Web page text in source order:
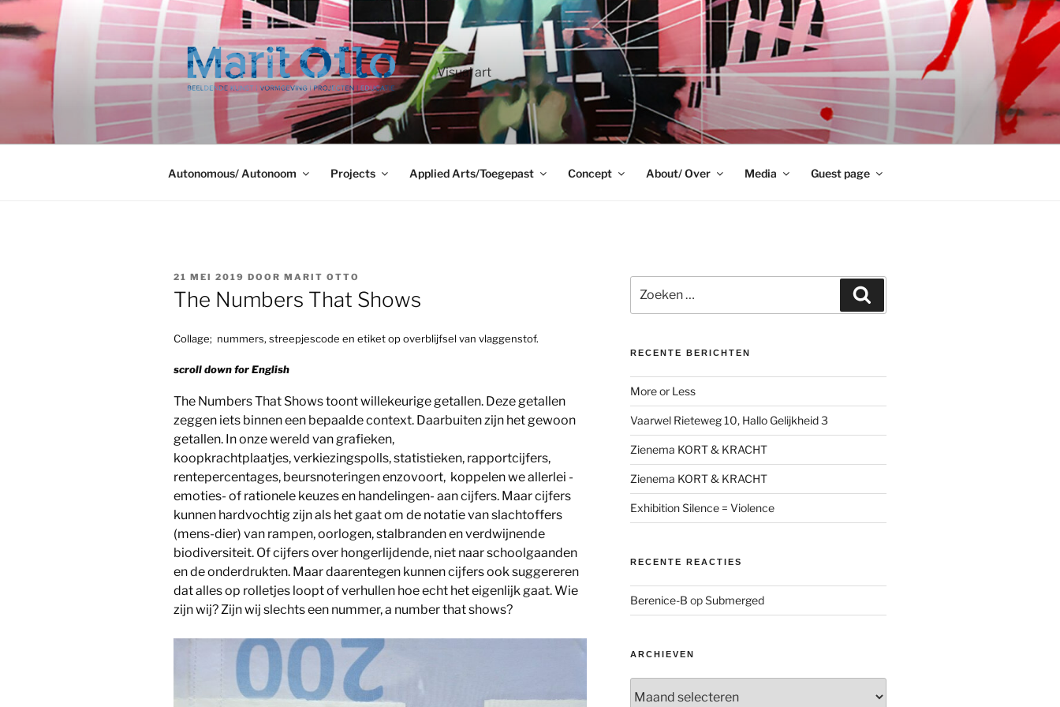
Ga
naar
de
Visual art
Autonomous/ Autonoom Projects Applied Arts/Toegepast Concept About/ Over Media Guest page
GEPLAATST
OP
21 MEI 2019 DOOR MARIT OTTO
The Numbers That Shows
Collage; nummers, streepjescode en etiket op overblijfsel van vlaggenstof.
scroll down for English
The Numbers That Shows toont willekeurige getallen. Deze getallen
zeggen iets binnen een bepaalde context. Daarbuiten zijn het gewoon
getallen. In onze wereld van grafieken,
koopkrachtplaatjes, verkiezingspolls, statistieken, rapportcijfers,
rentepercentages, beursnoteringen enzovoort, koppelen we allerlei -
emoties- of rationele keuzes en handelingen- aan cijfers. Maar cijfers
kunnen hardvochtig zijn als het gaat om de notatie van slachtoffers
(mens-dier) van rampen, oorlogen, stalbranden en verdwijnende
biodiversiteit. Of cijfers over hongerlijdende, niet naar schoolgaanden
en de onderdrukten. Maar daarentegen kunnen cijfers ook suggereren
dat alles op rolletjes loopt of verhullen hoe echt het eigenlijk gaat. Wie
zijn wij? Zijn wij slechts een nummer, a number that shows?
naar:
RECENTE BERICHTEN
More or Less
Vaarwel Rieteweg 10, Hallo Gelijkheid 3
Zienema KORT & KRACHT
Zienema KORT & KRACHT
Exhibition Silence = Violence
RECENTE REACTIES
Berenice-B opSubmerged
ARCHIEVEN